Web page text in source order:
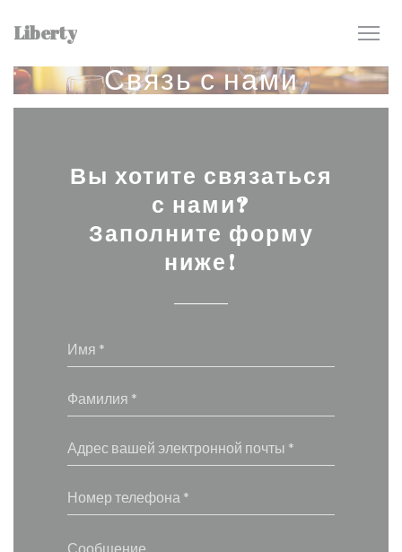
Liberty
Связь с нами
Вы хотите связаться
с нами?
Заполните форму
ниже!